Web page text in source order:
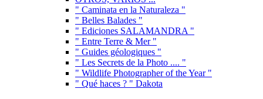
" Caminata en la Naturaleza "
" Belles Balades "
" Ediciones SALAMANDRA "
" Entre Terre & Mer "
" Guides géologiques "
" Les Secrets de la Photo .... "
" Wildlife Photographer of the Year "
" Qué haces ? " Dakota